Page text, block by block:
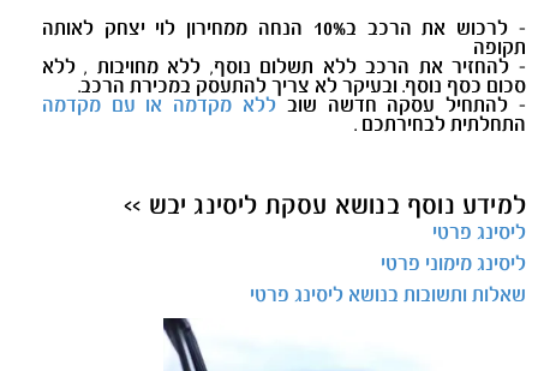
- לרכוש את הרכב ב10% הנחה ממחירון לוי יצחק לאותה
תקופה
- להחזיר את הרכב ללא תשלום נוסף, ללא מחויבות , ללא
סכום כסף נוסף. ובעיקר לא צריך להתעסק במכירת הרכב.
- להתחיל עסקה חדשה שוב ללא מקדמה או עם מקדמה
התחלתית לבחירתכם .
למידע נוסף בנושא עסקת ליסינג יבש >>
ליסינג פרטי
ליסינג מימוני פרטי
שאלות ותשובות בנושא ליסינג פרטי